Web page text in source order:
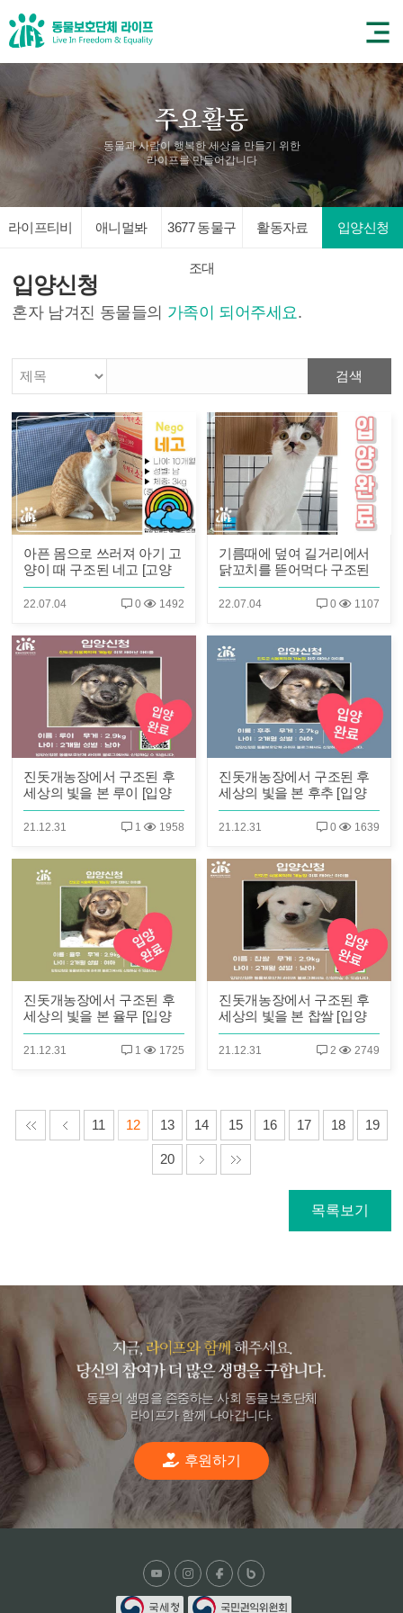
동물과 사람이 행복한 세상을 만들기 위한
라이프를 만들어갑니다
라이프티비 애니멀봐 3677 동물구
조대
활동자료 입양신청
입양신청
혼자 남겨진 동물들의 가족이 되어주세요.
검색
아픈 몸으로 쓰러져 아기 고
양이 때 구조된 네고 [고양
이별]
22.07.04 0 1492
기름때에 덮여 길거리에서
닭꼬치를 뜯어먹다 구조된
나물이 [입양 완료]
22.07.04 0 1107
진돗개농장에서 구조된 후
세상의 빛을 본 루이 [입양
완료]
21.12.31 1 1958
진돗개농장에서 구조된 후
세상의 빛을 본 후추 [입양
완료]
21.12.31 0 1639
진돗개농장에서 구조된 후
세상의 빛을 본 율무 [입양
완료]
21.12.31 1 1725
진돗개농장에서 구조된 후
세상의 빛을 본 찹쌀 [입양
완료]
21.12.31 2 2749
11 12 13 14 15 16 17 18 19
20
목록보기
동물의 생명을 존중하는 사회 동물보호단체
라이프가 함께 나아갑니다.
후원하기